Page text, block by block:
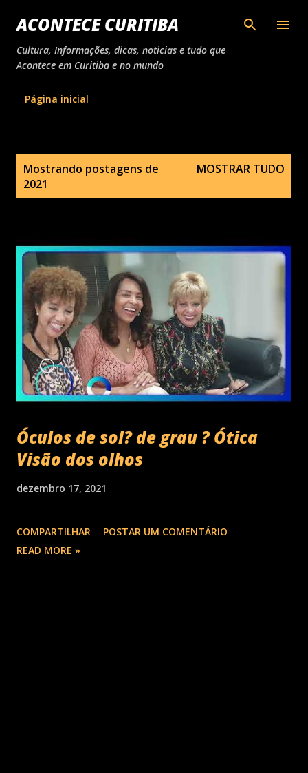
Pular para o conteúdo principal
ACONTECE CURITIBA
Cultura, Informações, dicas, noticias e tudo que
Acontece em Curitiba e no mundo
Página inicial
Mostrando postagens de
2021
MOSTRAR TUDO
Óculos de sol? de grau ? Ótica
Visão dos olhos
dezembro 17, 2021
COMPARTILHAR
POSTAR UM COMENTÁRIO
READ MORE »